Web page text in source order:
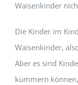
Waisenkinder
Die Kinder im
Waisenkinder,
Aber es sind
kümmern